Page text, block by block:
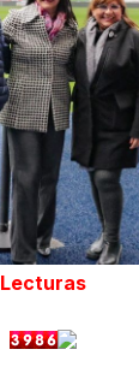
Lecturas